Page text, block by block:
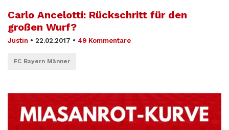
Carlo Ancelotti: Rückschritt für den
großen Wurf?
Justin • 22.02.2017 • 49 Kommentare
FC Bayern Männer